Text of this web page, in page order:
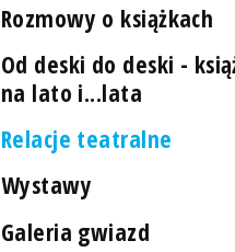
Rozmowy o książkach
Od deski do deski -
na lato i...lata
Relacje teatralne
Wystawy
Galeria gwiazd